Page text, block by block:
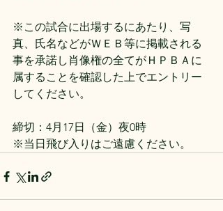
※この試合に出場するにあたり、写
真、氏名などがＷＥＢ等に掲載される
事を承諾し肖像権の全てがＨＰＢＡに
属することを確認した上でエントリー
してください。
締切：4月17日（金）夜0時
※当日飛び入りはご遠慮ください。